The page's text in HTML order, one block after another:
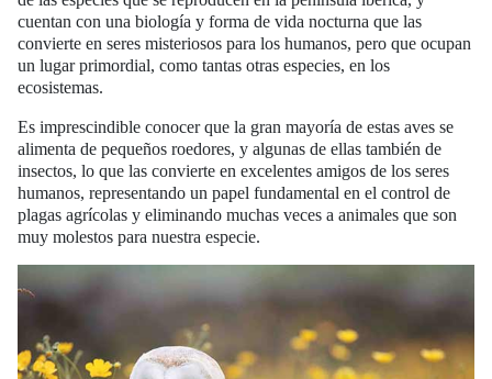
cuentan con una biología y forma de vida nocturna que las
convierte en seres misteriosos para los humanos, pero que ocupan
un lugar primordial, como tantas otras especies, en los
ecosistemas.
Es imprescindible conocer que la gran mayoría de estas aves se
alimenta de pequeños roedores, y algunas de ellas también de
insectos, lo que las convierte en excelentes amigos de los seres
humanos, representando un papel fundamental en el control de
plagas agrícolas y eliminando muchas veces a animales que son
muy molestos para nuestra especie.